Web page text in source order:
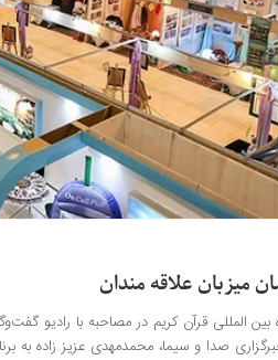
صدا و سیما، محمدمهدی عزیز زاده به